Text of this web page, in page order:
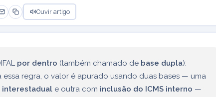
Ouvir artigo
por dentro (também chamado de base dupla):
regra, o valor é apurado usando duas bases — uma
interestadual e outra com inclusão do ICMS interno —